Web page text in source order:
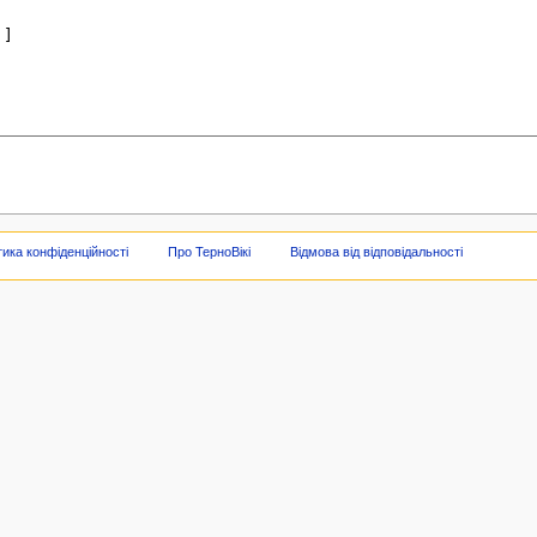
конфіденційності Про ТерноВікі Відмова від відповідальності